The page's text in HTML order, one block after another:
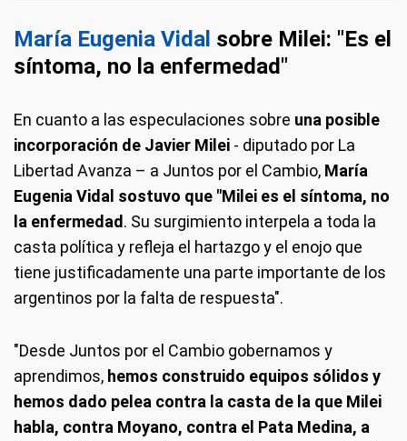
María Eugenia Vidal sobre Milei: "Es el
síntoma, no la enfermedad"
En cuanto a las especulaciones sobre una posible
incorporación de Javier Milei - diputado por La
Libertad Avanza – a Juntos por el Cambio, María
Eugenia Vidal sostuvo que "Milei es el síntoma, no
la enfermedad. Su surgimiento interpela a toda la
casta política y refleja el hartazgo y el enojo que
tiene justificadamente una parte importante de los
argentinos por la falta de respuesta".
"Desde Juntos por el Cambio gobernamos y
aprendimos, hemos construido equipos sólidos y
hemos dado pelea contra la casta de la que Milei
habla, contra Moyano, contra el Pata Medina, a